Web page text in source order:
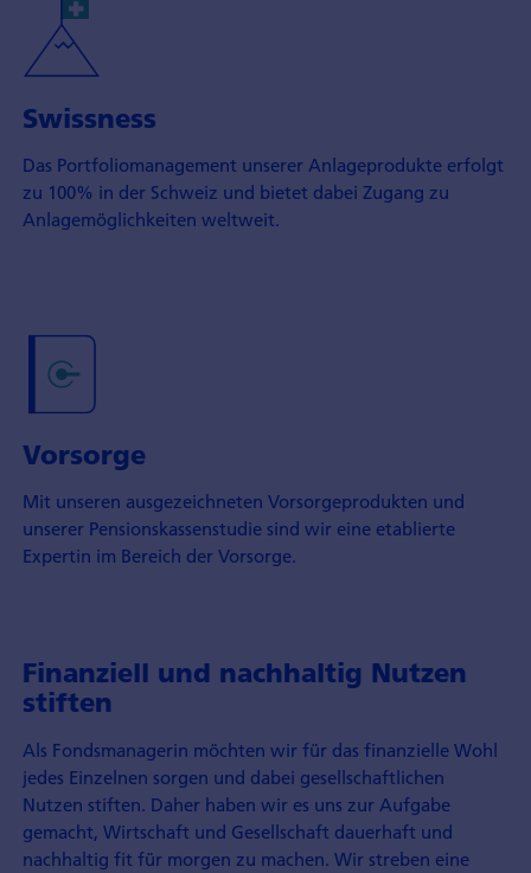
Swissness
Das Portfoliomanagement unserer Anlageprodukte erfolgt
zu 100% in der Schweiz und bietet dabei Zugang zu
Anlagemöglichkeiten weltweit.
Vorsorge
Mit unseren ausgezeichneten Vorsorgeprodukten und
unserer Pensionskassenstudie sind wir eine etablierte
Expertin im Bereich der Vorsorge.
Finanziell und nachhaltig Nutzen
stiften
Als Fondsmanagerin möchten wir für das finanzielle Wohl
jedes Einzelnen sorgen und dabei gesellschaftlichen
Nutzen stiften. Daher haben wir es uns zur Aufgabe
gemacht, Wirtschaft und Gesellschaft dauerhaft und
nachhaltig fit für morgen zu machen. Wir streben eine